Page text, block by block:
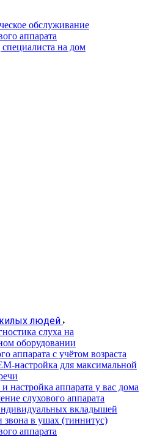
обслуживание
аппарата
на дом
людей
слуха на
оборудовании
аппарата с учётом возраста
настройка для максимальной
настройка аппарата у вас дома
слухового аппарата
вкладышей
в ушах (тиннитус)
аппарата